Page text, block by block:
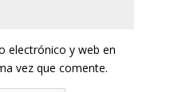
electrónico y web en
vez que comente.